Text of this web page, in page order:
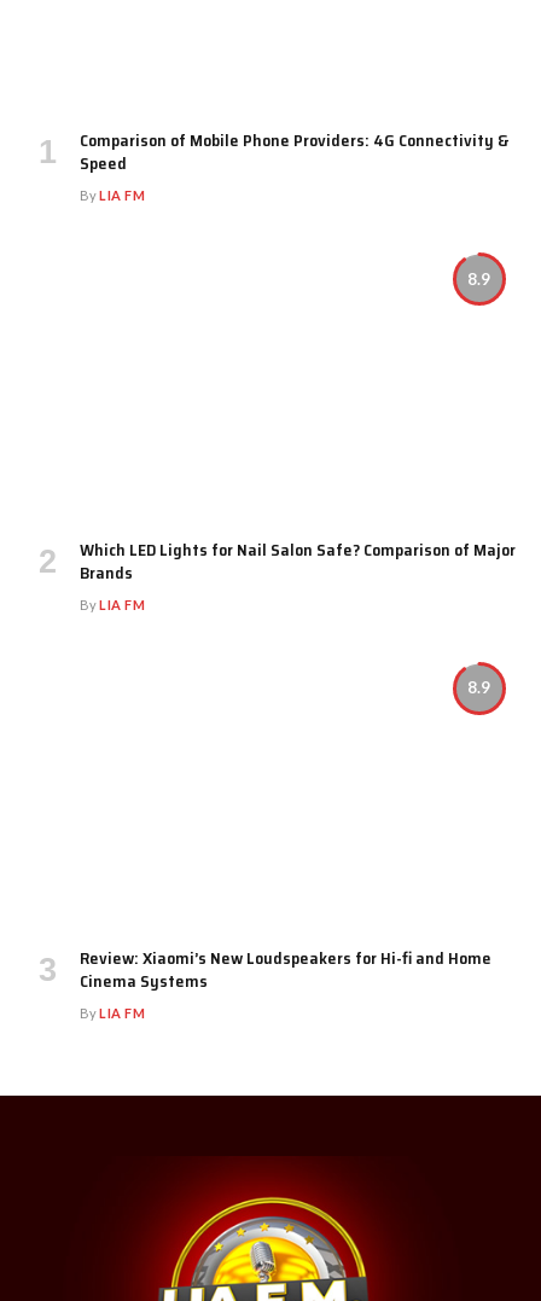
Comparison of Mobile Phone Providers: 4G Connectivity &
Speed
ByLIA FM
8.9
Which LED Lights for Nail Salon Safe? Comparison of Major
Brands
ByLIA FM
8.9
Review: Xiaomi’s New Loudspeakers for Hi-fi and Home
Cinema Systems
ByLIA FM